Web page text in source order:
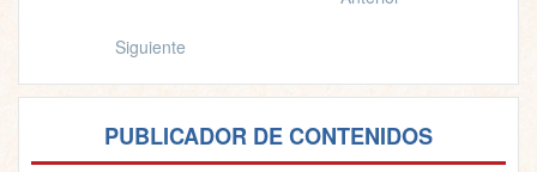
Siguiente
PUBLICADOR DE CONTENIDOS